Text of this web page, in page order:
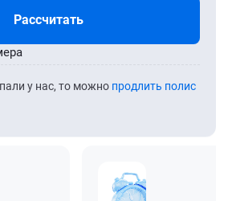
Рассчитать
у нас, то можно продлить полис